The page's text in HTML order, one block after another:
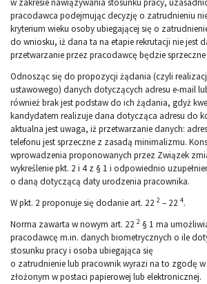
w zakresie nawiązywania stosunku pracy,
pracodawca podejmując decyzję o zatrudnieniu
kryterium wieku osoby ubiegającej się o
do wniosku, iż dana ta na etapie rekrutacji nie jest
przetwarzanie przez pracodawcę będzie
Odnosząc się do propozycji żądania (czyli
ustawowego) danych dotyczących adresu e-mail
również brak jest podstaw do ich żądania, gdyż
kandydatem realizuje dana dotycząca adresu do
aktualna jest uwaga, iż przetwarzanie danych:
telefonu jest sprzeczne z zasadą minimalizmu.
wprowadzenia proponowanych przez Związek
wykreślenie pkt. 2 i 4 z § 1 i odpowiednio
o daną dotyczącą daty urodzenia pracownika.
W pkt. 2 proponuje się dodanie art. 22 2 – 22 4.
Norma zawarta w nowym art. 22 2 § 1 ma
pracodawcę m.in. danych biometrycznych o ile
stosunku pracy i osoba ubiegająca się
o zatrudnienie lub pracownik wyrazi na to zgodę
złożonym w postaci papierowej lub elektronicznej.